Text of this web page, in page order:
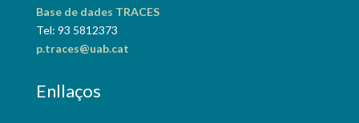
Base de dades TRACES
Tel: 93 5812373
p.traces@uab.cat
Enllaços